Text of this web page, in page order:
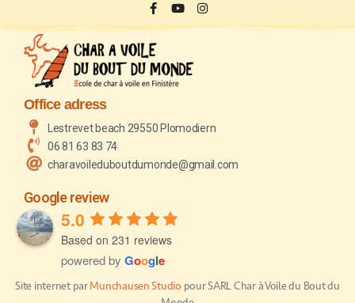
Office adress
Lestrevet beach 29550 Plomodiern
06 81 63 83 74
charavoileduboutdumonde@gmail.com
Google review
5.0
Based on 231 reviews
powered by Google
Site internet parMunchausen Studio pour SARL Char à Voile du Bout du